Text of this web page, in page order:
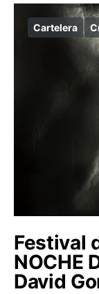
Cartelera
Festival
NOCHE
David